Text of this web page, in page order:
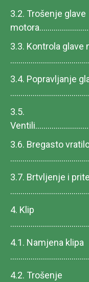
3.2. Trošenje glave
3.3. Kontrola glave
3.4. Popravljanje
3.5.
3.6. Bregasto
3.7. Brtvljenje i
4. Klip
4.1. Namjena klipa
4.2. Trošenje